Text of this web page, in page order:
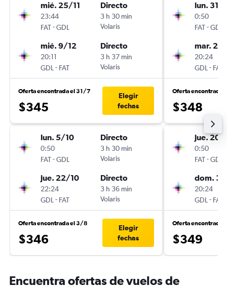
mié. 25/11
23:44
FAT-GDL
Directo
3 h 30 min
Volaris
mié. 9/12
20:11
GDL - FAT
Directo
3 h 37 min
Volaris
Oferta encontrada el 31/7
$345
Elegir
fechas
lun. 5/10
0:50
FAT-GDL
Directo
3 h 30 min
Volaris
jue. 22/10
22:24
GDL - FAT
Directo
3 h 36 min
Volaris
Oferta encontrada el 3/8
$346
Elegir
fechas
lun. 31/
0:50
FAT-GDL
mar.
20:24
GDL - FAT
Oferta encontrada
$348
jue. 20/
0:50
FAT-GDL
dom.
20:24
GDL - FAT
Oferta encontrada
$349
Encuentra ofertas de vuelos de